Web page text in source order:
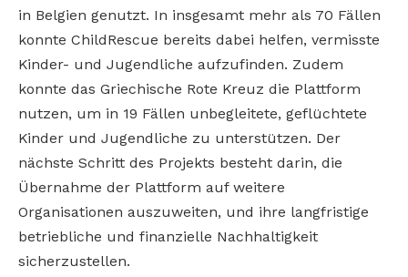
in Belgien genutzt. In insgesamt mehr als 70 Fällen
konnte ChildRescue bereits dabei helfen, vermisste
Kinder- und Jugendliche aufzufinden. Zudem
konnte das Griechische Rote Kreuz die Plattform
nutzen, um in 19 Fällen unbegleitete, geflüchtete
Kinder und Jugendliche zu unterstützen. Der
nächste Schritt des Projekts besteht darin, die
Übernahme der Plattform auf weitere
Organisationen auszuweiten, und ihre langfristige
betriebliche und finanzielle Nachhaltigkeit
sicherzustellen.